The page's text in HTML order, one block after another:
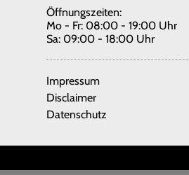
Öffnungszeiten:
Mo - Fr: 08:00 - 19:00 Uhr
Sa: 09:00 - 18:00 Uhr
Impressum
Disclaimer
Datenschutz